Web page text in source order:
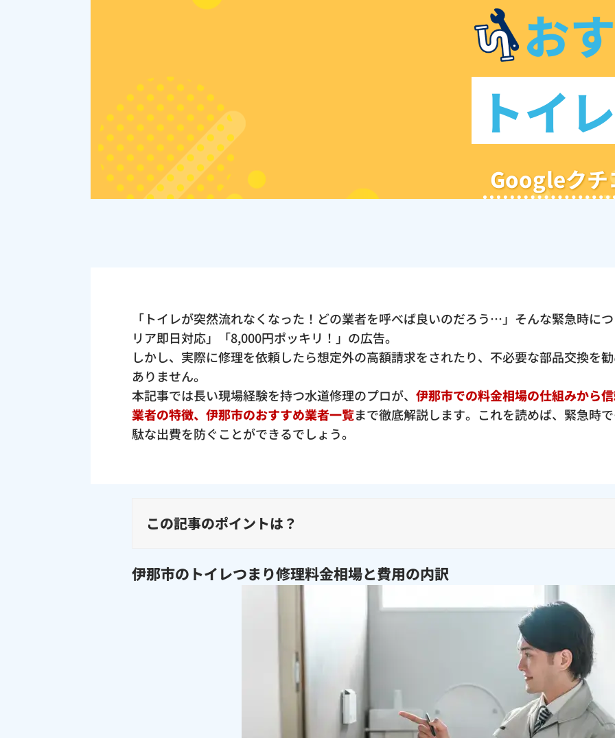
お
トイ
Googleクチ
「トイレが突然流れなくなった！どの業者を呼べば良いのだろう…」そんな緊急時に
リア即日対応」「8,000円ポッキリ！」の広告。
しかし、実際に修理を依頼したら想定外の高額請求をされたり、不必要な部品交換を
ありません。
本記事では長い現場経験を持つ水道修理のプロが、 伊那市での料金相場の仕組みから
業者の特徴、伊那市のおすすめ業者一覧まで徹底解説します。これを読めば、緊急時
駄な出費を防ぐことができるでしょう。
この記事のポイントは？
伊那市のトイレつまり修理料金相場と費用の内訳